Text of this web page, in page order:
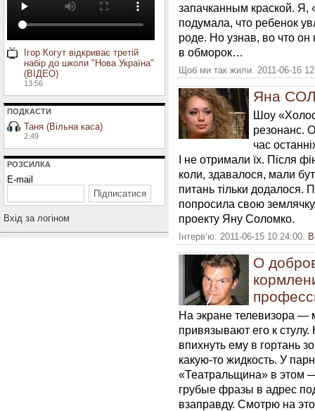
Ігор Когут відкриває третій
набір до школи "Нова Україна"
(ВІДЕО)
13:56
ПОДКАСТИ
Таня (Вільна каса)
2:49
РОЗСИЛКА
E-mail
Вхiд за логiном
запачканным краской. Я,
подумала, что ребенок
роде. Но узнав, во что
в обморок…
Щоб ми так жили. 2011-06-16
Яна
Шоу
резонанс.
час
І не отримали їх. Після
коли, здавалося, мали
питань тільки додалося.
попросила свою
проекту Яну Соломко.
Інтерв‘ю. 2011-06-15 10:24:00.
О
На экране телевизора —
привязывают его к
впихнуть ему в гортань
какую-то жидкость. У
«Театральщина» в этом
грубые фразы в адрес
взаправду. Смотрю на